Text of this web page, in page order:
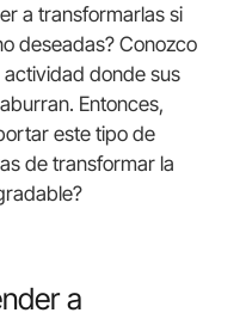
a transformarlas si
deseadas? Conozco
donde sus
Entonces,
este tipo de
de transformar la
a